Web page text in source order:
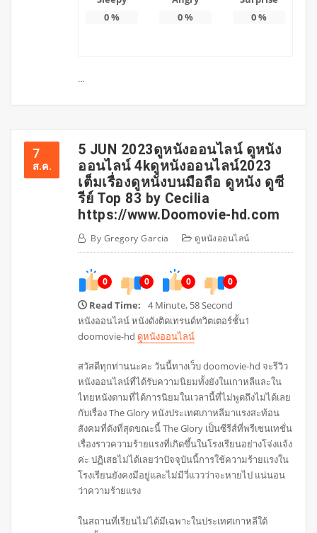
0%
0%
0%
…
7
ส.ค.
5 JUN 2023ดูหนังออนไลน์ ดูหนัง
ออนไลน์ 4kดูหนังออนไลน์2023
เต็มเรื่องดูหนังบนมือถือ ดูหนัง ดูซี
รีย์ Top 83 by Cecilia
https://www.Doomovie-hd.com
By Gregory Garcia ดูหนังออนไลน์
0 0 0 0
Read Time:
4 Minute, 58 Second
หนังออนไลน์ หนังดังติดเทรนด์ทวิตเตอร์ชั้น1
doomovie-hd ดูหนังออนไลน์
สวัสดีทุกท่านนะคะ วันนี้ทางเว็บ doomovie-hd จะรีวิว
หนังออนไลน์ที่ได้รับความนิยมทั้งยังในเกาหลีและใน
ไทยหนังตามที่ได้การนิยมในเวลานี้ที่ไม่พูดถึงไม่ได้เลย
กับเรื่อง The Glory หนังประเทศเกาหลีมาแรงสะท้อน
สังคมที่ดังที่สุดขณะนี้ The Glory เป็นซีรีส์ที่พรีเซนเทชั่น
เรื่องราวความร้ายแรงที่เกิดขึ้นในโรงเรียนอย่างโจ่งแจ้ง
ค่ะ ปฏิเสธไม่ได้เลยว่าปัจจุบันนี้การใช้ความร้ายแรงใน
โรงเรียนยังคงมีอยู่และไม่มีวี่แววว่าจะหายไป แน่นอน
ว่าความร้ายแรง
ในสถานที่เรียนไม่ได้มีเฉพาะในประเทศเกาหลีใต้